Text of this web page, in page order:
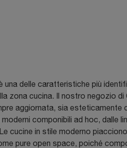
delle caratteristiche più
zona cucina. Il nostro negozio di
aggiornata, sia esteticamente
componibili ad hoc, dalle
cucine in stile moderno
pure open space, poiché